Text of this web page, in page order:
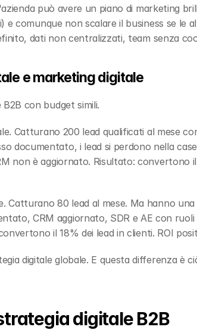
può avere un piano di marketing
comunque non scalare il business se le
dati non centralizzati, team senza
e marketing digitale
con budget simili.
Catturano 200 lead qualificati al mese
documentato, i lead si perdono nella
non è aggiornato. Risultato: convertono
Catturano 80 lead al mese. Ma hanno
CRM aggiornato, SDR e AE con
il 18% dei lead in clienti. ROI
digitale globale. E questa differenza è
digitale B2B